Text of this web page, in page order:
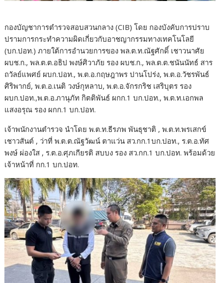
กองบัญชาการตำรวจสอบสวนกลาง (CIB) โดย กองบังคับการปราบ
ปรามการกระทำความผิดเกี่ยวกับอาชญากรรมทางเทคโนโลยี
(บก.ปอท.) ภายใต้การอำนวยการของ พล.ต.ท.ณัฐศักดิ์ เชาวนาศัย
ผบช.ก., พล.ต.ต.อธิป พงษ์ศิวาภัย รอง ผบช.ก., พล.ต.ต.ชนันนัทธ์ สาร
ถวัลย์แพศย์ ผบก.ปอท., พ.ต.อ.กฤษฎาพร ปานโปร่ง, พ.ต.อ.วัชรพันธ์
ศิริพากย์, พ.ต.อ.เนติ วงษ์กุหลาบ, พ.ต.อ.จักรกริช เสริบุตร รอง
ผบก.ปอท.,พ.ต.อ.ภานุภัท กิตติพันธ์ ผกก.1 บก.ปอท., พ.ต.ท.เอกพล
แสงอรุณ รอง ผกก.1 บก.ปอท.
เจ้าพนักงานตำรวจ นำโดย พ.ต.ท.ธีรภพ พันธุชาติ , พ.ต.ท.พรเสกข์
เชาวสันต์ , ว่าที่ พ.ต.ต.ณัฐวัฒน์ ตาแว่น สว.กก.1บก.ปอท., ร.ต.อ.ทัศ
พงษ์ ผ่องใส , ร.ต.อ.ศุภเกียรติ สบบง รอง สว.กก.1 บก.ปอท. พร้อมด้วย
เจ้าหน้าที่ กก.1 บก.ปอท.